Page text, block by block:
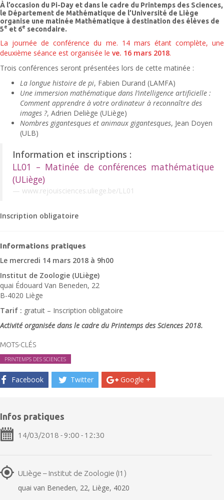
À l’occasion du Pi-Day et dans le cadre du Printemps des Sciences,
le Département de Mathématique de l’Université de Liège
organise une matinée Mathématique à destination des élèves de
5e et 6e secondaire.
La journée de conférence du me. 14 mars étant complète, une
deuxième séance est organisée le ve. 16 mars 2018.
Trois conférences seront présentées lors de cette matinée :
La longue histoire de pi, Fabien Durand (LAMFA)
Une immersion mathématique dans l’intelligence artificielle :
Comment apprendre à votre ordinateur à reconnaître des
images ?, Adrien Deliège (ULiège)
Nombres gigantesques et animaux gigantesques, Jean Doyen
(ULB)
Information et inscriptions :
LL01 – Matinée de conférences mathématique
(ULiège)
www.rejouisciences.uliege.be/LL01
Inscription obligatoire
Informations pratiques
Le mercredi 14 mars 2018 à 9h00
Institut de Zoologie (ULiège)
quai Édouard Van Beneden, 22
B-4020 Liège
Tarif : gratuit – Inscription obligatoire
Activité organisée dans le cadre du Printemps des Sciences 2018.
MOTS-CLÉS
PRINTEMPS DES SCIENCES
Facebook Twitter Google +
Infos pratiques
14/03/2018 - 9:00 - 12:30
ULiège – Institut de Zoologie (I1)
quai van Beneden, 22, Liège, 4020